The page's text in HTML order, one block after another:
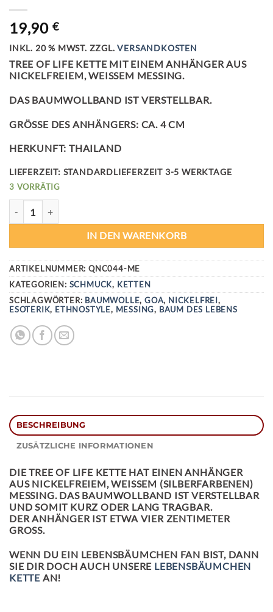
19,90 €
INKL. 20 % MWST. ZZGL.VERSANDKOSTEN
TREE OF LIFE KETTE MIT EINEM ANHÄNGER AUS
NICKELFREIEM, WEISSEM MESSING.
DAS BAUMWOLLBAND IST VERSTELLBAR.
GRÖSSE DES ANHÄNGERS: CA. 4 CM
HERKUNFT: THAILAND
LIEFERZEIT: STANDARDLIEFERZEIT 3-5 WERKTAGE
3 VORRÄTIG
IN DEN WARENKORB
ARTIKELNUMMER:QNC044-ME
KATEGORIEN: SCHMUCK, KETTEN
SCHLAGWÖRTER: BAUMWOLLE,GOA, NICKELFREI,
ESOTERIK, ETHNOSTYLE, MESSING, BAUM DES LEBENS
BESCHREIBUNG
ZUSÄTZLICHE INFORMATIONEN
DIETREE OF LIFE KETTE HAT EINEN ANHÄNGER
AUS NICKELFREIEM, WEISSEM (SILBERFARBENEN) M
ESSING. DAS BAUMWOLLBAND IST VERSTELLBAR U
ND SOMIT KURZ ODER LANG TRAGBAR.
DER ANHÄNGER IST ETWA VIER ZENTIMETER
GROSS.
WENN DU EIN LEBENSBÄUMCHEN FAN BIST, DANN
SIE DIR DOCH AUCH UNSERE LEBENSBÄUMCHEN
KETTE AN!